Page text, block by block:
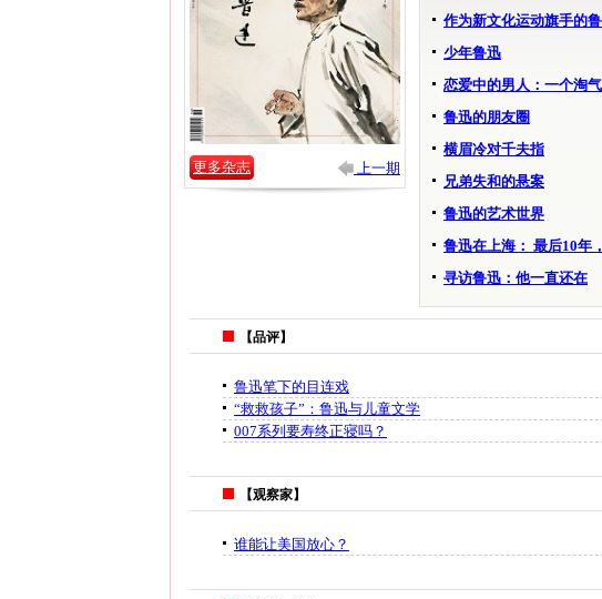
更多杂志 上一期
作为新文化运动旗手的
少年鲁迅
恋爱中的男人：一个淘
鲁迅的朋友圈
横眉冷对千夫指
兄弟失和的悬案
鲁迅的艺术世界
鲁迅在上海： 最后10年
寻访鲁迅：他一直还在
【品评】
鲁迅笔下的目连戏
“救救孩子”：鲁迅与儿童文学
007系列要寿终正寝吗？
【观察家】
谁能让美国放心？